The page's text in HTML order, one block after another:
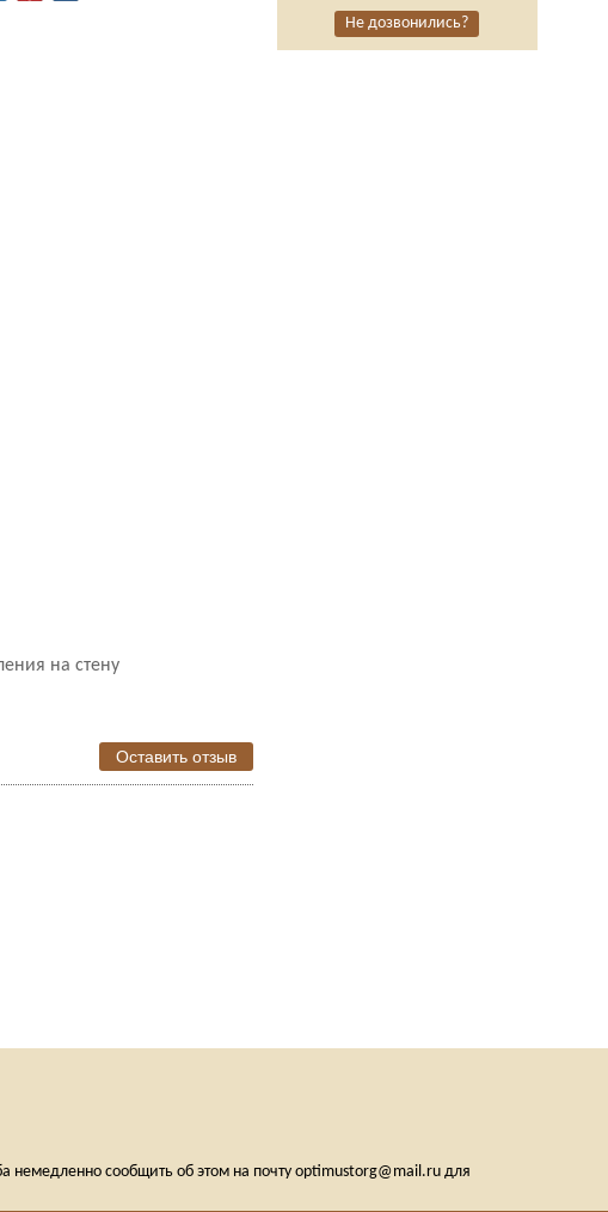
на стену
Оставить отзыв
Не дозвонились?
сообщить об этом на почту optimustorg@mail.ru для